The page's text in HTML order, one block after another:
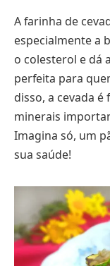
A farinha de
especialmente a
o colesterol e dá
perfeita para
disso, a cevada
minerais
Imagina só, um
sua saúde!